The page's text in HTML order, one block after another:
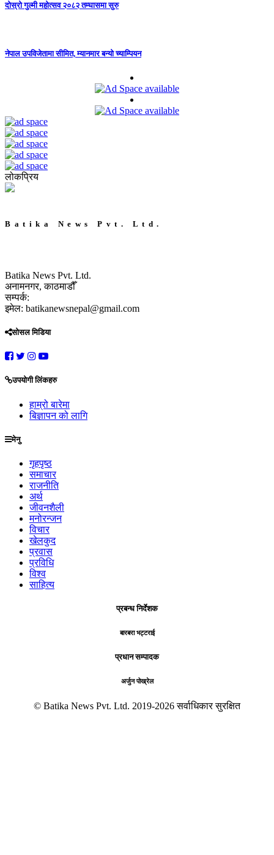
दोस्रो गुल्मी महोत्सव २०८२ तम्घासमा सुरु
नेपाल उपविजेतामा सीमित, म्यानमार बन्यो च्याम्पियन
लोकप्रिय
Batika News Pvt. Ltd.
Batika News Pvt. Ltd.
अनामनगर, काठमाडौँ
सम्पर्क:
इमेल: batikanewsnepal@gmail.com
सोसल मिडिया
उपयोगी लिंकहरु
हाम्रो बारेमा
बिज्ञापन को लागि
मेनु
गृहपृष्ठ
समाचार
राजनीति
अर्थ
जीवनशैली
मनोरन्जन
विचार
खेलकुद
प्रवास
प्रविधि
विश्व
साहित्य
प्रबन्ध निर्देशक
बारबरा भट्टराई
प्रधान सम्पादक
अर्जुन पोख्रेल
© Batika News Pvt. Ltd. 2019-2026 सर्वाधिकार सुरक्षित